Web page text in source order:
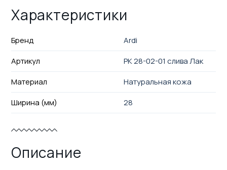
Характеристики
Бренд
Ardi
Артикул
РК 28-02-01 слива Лак
Материал
Натуральная кожа
Ширина (мм)
28
Описание